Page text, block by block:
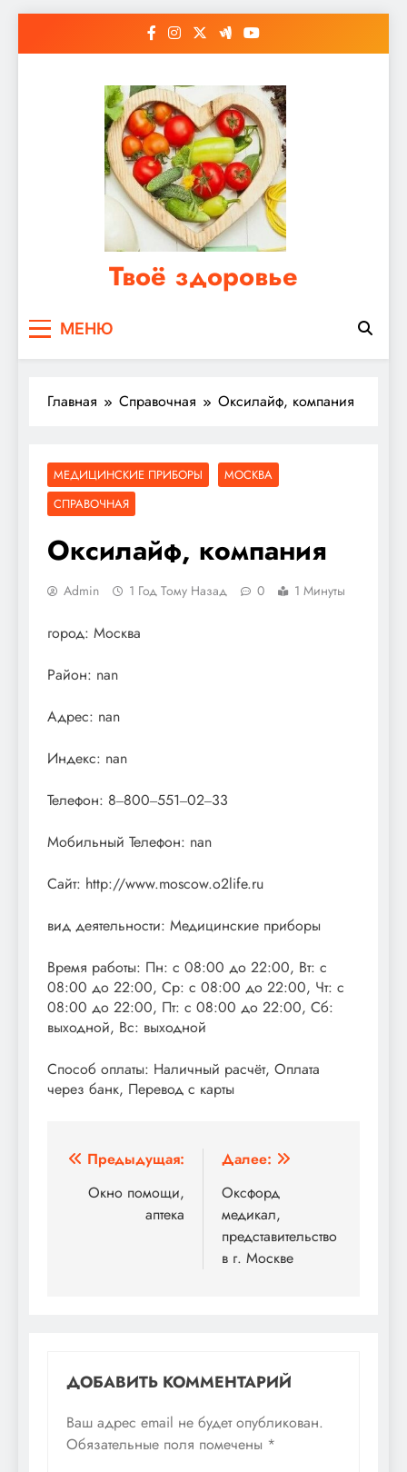
Твоё здоровье
мужском здоровье
МЕНЮ
Главная Справочная Оксилайф, компания
МЕДИЦИНСКИЕ ПРИБОРЫ
МОСКВА
СПРАВОЧНАЯ
Оксилайф, компания
Admin 1 Год Тому Назад 0 1 Минуты
город: Москва
Район: nan
Адрес: nan
Индекс: nan
Телефон: 8‒800‒551‒02‒33
Мобильный Телефон: nan
Сайт: http://www.moscow.o2life.ru
вид деятельности: Медицинские приборы
Время работы: Пн: с 08:00 до 22:00, Вт: с
08:00 до 22:00, Ср: с 08:00 до 22:00, Чт: с
08:00 до 22:00, Пт: с 08:00 до 22:00, Сб:
выходной, Вс: выходной
Способ оплаты: Наличный расчёт, Оплата
через банк, Перевод с карты
Навигация
по
записям
Предыдущая:
Окно помощи,
аптека
Далее:
Оксфорд
медикал,
представительство
в г. Москве
ДОБАВИТЬ КОММЕНТАРИЙ
Ваш адрес email не будет опубликован.
Обязательные поля помечены *